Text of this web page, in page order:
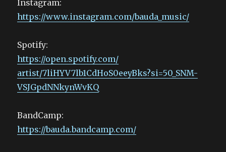
Instagram:
https://www.instagram.com/bauda_music/
Spotify:
https://open.spotify.com/
artist/7liHYV7lb1CdHoS0eeyBks?si=50_SNM-
VSJGpdNNkynWvKQ
BandCamp:
https://bauda.bandcamp.com/